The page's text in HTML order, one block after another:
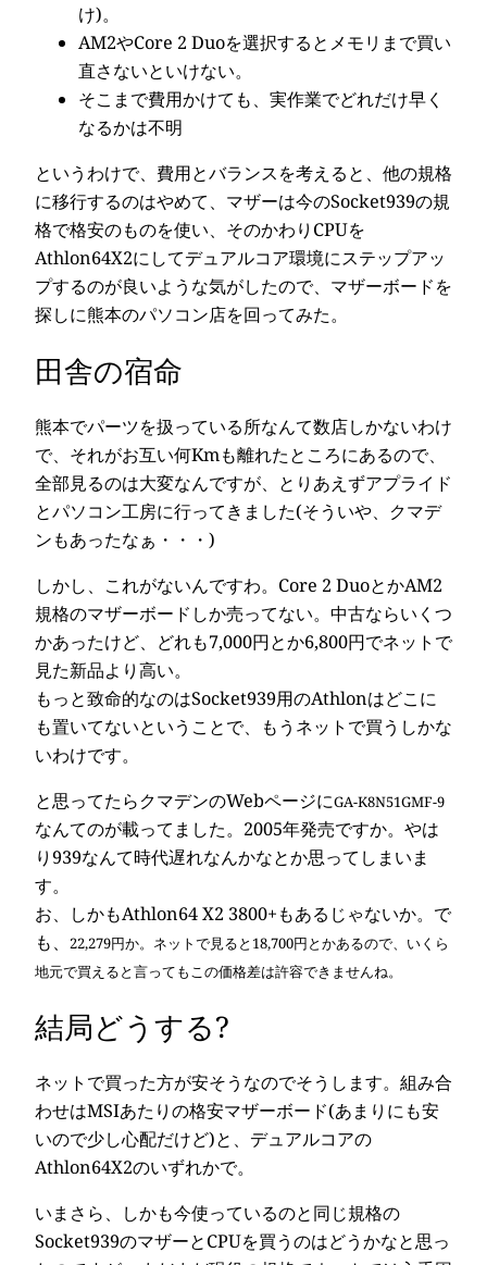
け)。
AM2やCore 2 Duoを選択するとメモリまで買い
直さないといけない。
そこまで費用かけても、実作業でどれだけ早く
なるかは不明
というわけで、費用とバランスを考えると、他の規格
に移行するのはやめて、マザーは今のSocket939の規
格で格安のものを使い、そのかわりCPUを
Athlon64X2にしてデュアルコア環境にステップアッ
プするのが良いような気がしたので、マザーボードを
探しに熊本のパソコン店を回ってみた。
田舎の宿命
熊本でパーツを扱っている所なんて数店しかないわけ
で、それがお互い何Kmも離れたところにあるので、
全部見るのは大変なんですが、とりあえずアプライド
とパソコン工房に行ってきました(そういや、クマデ
ンもあったなぁ・・・)
しかし、これがないんですわ。Core 2 DuoとかAM2
規格のマザーボードしか売ってない。中古ならいくつ
かあったけど、どれも7,000円とか6,800円でネットで
見た新品より高い。
もっと致命的なのはSocket939用のAthlonはどこに
も置いてないということで、もうネットで買うしかな
いわけです。
と思ってたらクマデンのWebページにGA-K8N51GMF-9
なんてのが載ってました。2005年発売ですか。やは
り939なんて時代遅れなんかなとか思ってしまいま
す。
お、しかもAthlon64 X2 3800+もあるじゃないか。で
も、
22,279円か。ネットで見ると18,700円とかあるので、いくら
地元で買えると言ってもこの価格差は許容できませんね。
結局どうする?
ネットで買った方が安そうなのでそうします。組み合
わせはMSIあたりの格安マザーボード(あまりにも安
いので少し心配だけど)と、デュアルコアの
Athlon64X2のいずれかで。
いまさら、しかも今使っているのと同じ規格の
Socket939のマザーとCPUを買うのはどうかなと思っ